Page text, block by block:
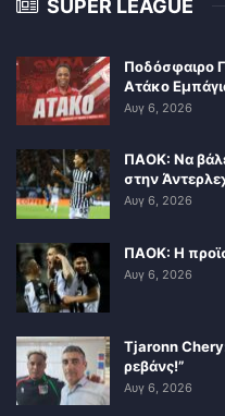
SUPER LEAGUE
Ποδόσφαιρο
Ατάκο
Αυγ 6, 2026
ΠΑΟΚ: Να
στην
Αυγ 6, 2026
ΠΑΟΚ: Η
Αυγ 6, 2026
Tjaronn
ρεβάνς!”
Αυγ 6, 2026